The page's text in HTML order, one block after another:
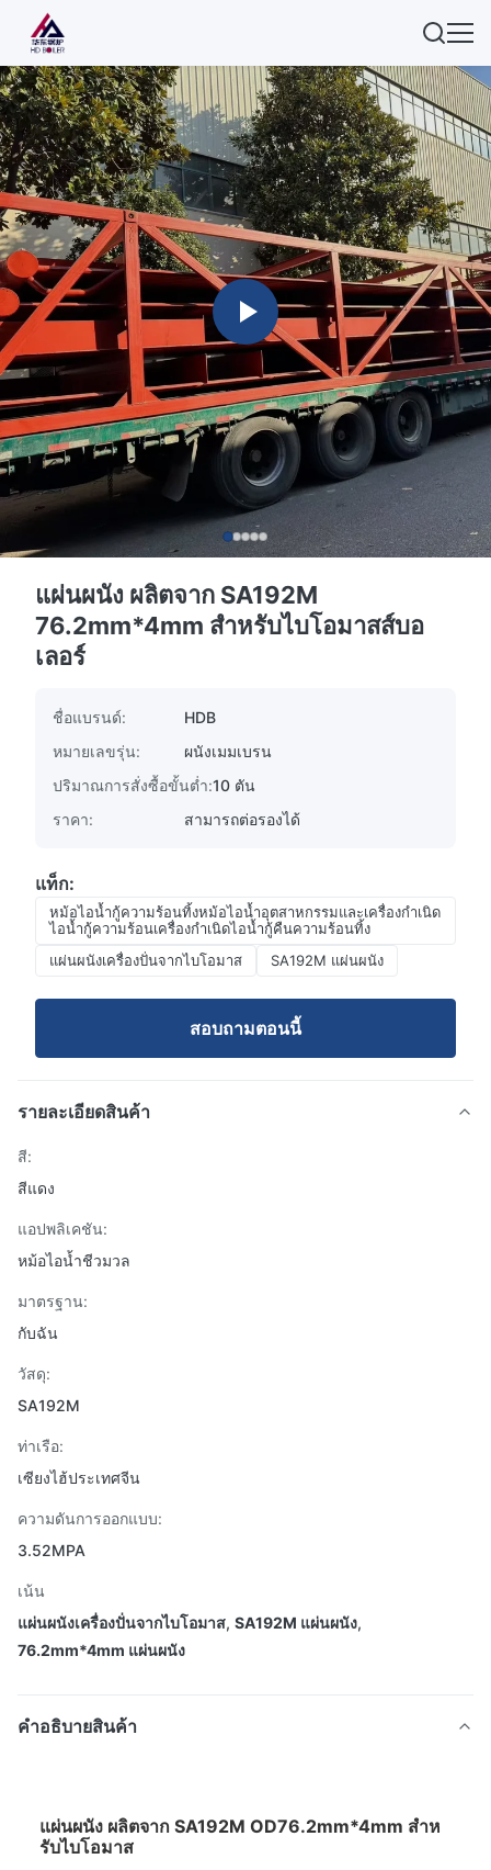
แผ่นผนัง ผลิตจาก SA192M
76.2mm*4mm สําหรับไบโอมาสส์บอ
เลอร์
ชื่อแบรนด์:
HDB
หมายเลขรุ่น:
ผนังเมมเบรน
ปริมาณการสั่งซื้อขั้นต่ำ:10 ตัน
ราคา:
สามารถต่อรองได้
แท็ก:
หม้อไอน้ำกู้ความร้อนทิ้งหม้อไอน้ำอุตสาหกรรมและเครื่องกำเนิด
ไอน้ำกู้ความร้อนเครื่องกำเนิดไอน้ำกู้คืนความร้อนทิ้ง
แผ่นผนังเครื่องปั่นจากไบโอมาส
SA192M แผ่นผนัง
สอบถามตอนนี้
รายละเอียดสินค้า
สี:
สีแดง
แอปพลิเคชัน:
หม้อไอน้ำชีวมวล
มาตรฐาน:
กับฉัน
วัสดุ:
SA192M
ท่าเรือ:
เซียงไฮ้ประเทศจีน
ความดันการออกแบบ:
3.52MPA
เน้น
แผ่นผนังเครื่องปั่นจากไบโอมาส, SA192M แผ่นผนัง,
76.2mm*4mm แผ่นผนัง
คําอธิบายสินค้า
แผ่นผนัง ผลิตจาก SA192M OD76.2mm*4mm สําห
รับไบโอมาส